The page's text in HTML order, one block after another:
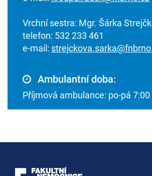
Vrchní sestra: Mgr. Šárka
telefon: 532 233 461
e-mail:
Ambulantní doba:
Příjmová ambulance: po-pá 7:00